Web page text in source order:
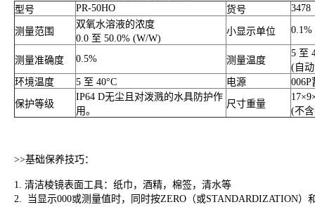
型号
PR-50HO 货号 3478
测量范围
双氧水溶液的浓度
0.0 至 50.0% (W/W)
小显示单位 0.1%
测量准确度 0.5% 测量温度
5 至
(自
环境温度
5 至 40°C 电源
保护等级
IP64 D无尘且对泼溅的水具防护作
用。
尺寸重量
(不
>>基础保养技巧：
1. 清洁棱镜表面工具：纸巾，酒精，棉签，清水等
2.
当显示000或测量值时，同时按ZERO （或STANDARDIZATION）